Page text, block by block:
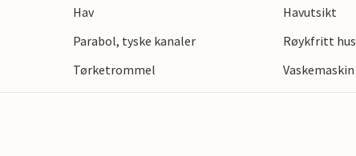
Hav
Havutsikt
Parabol, tyske kanaler
Røykfritt hus
Tørketrommel Vaskemaskin